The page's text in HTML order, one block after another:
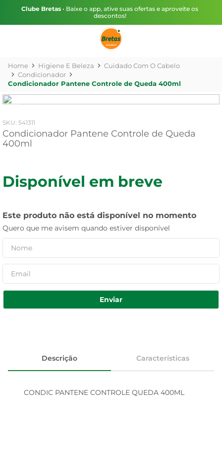
Clube Bretas • Baixe o app, ative suas ofertas e aproveite os
descontos!
Higiene E Beleza
Cuidado Com O Cabelo
Condicionador
Condicionador Pantene Controle de Queda 400ml
: 541311
Condicionador Pantene Controle de Queda
400ml
Disponível em breve
Este produto não está disponível no momento
Quero que me avisem quando estiver disponível
Enviar
Descrição Características
CONDIC PANTENE CONTROLE QUEDA 400ML